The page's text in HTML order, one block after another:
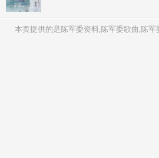
本页提供的是陈军委资料,陈军委歌曲,陈